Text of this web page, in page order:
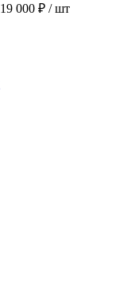
19 000 ₽ / шт